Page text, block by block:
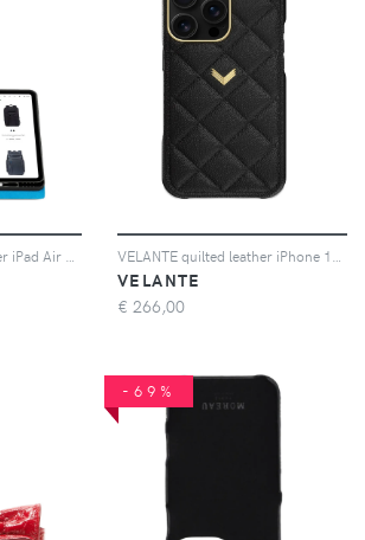
VELANTE
€ 266,00
-69%